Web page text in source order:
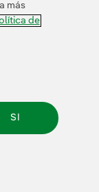
más
de
SI